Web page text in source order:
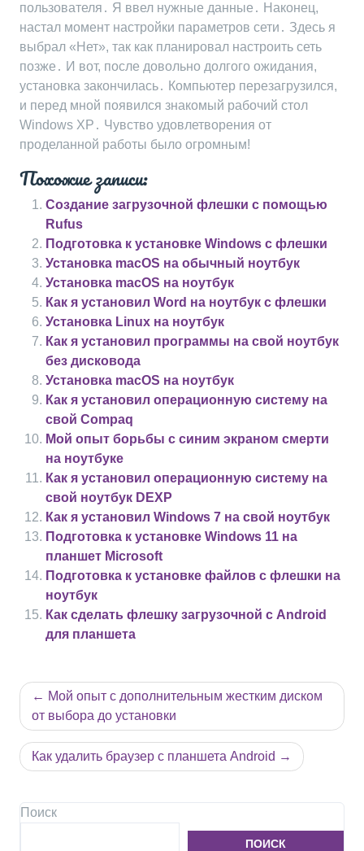
пользователя․ Я ввел нужные данные․ Наконец,
настал момент настройки параметров сети․ Здесь я
выбрал «Нет», так как планировал настроить сеть
позже․ И вот, после довольно долгого ожидания,
установка закончилась․ Компьютер перезагрузился,
и перед мной появился знакомый рабочий стол
Windows XP․ Чувство удовлетворения от
проделанной работы было огромным!
Похожие записи:
Создание загрузочной флешки с помощью
Rufus
Подготовка к установке Windows с флешки
Установка macOS на обычный ноутбук
Установка macOS на ноутбук
Как я установил Word на ноутбук с флешки
Установка Linux на ноутбук
Как я установил программы на свой ноутбук
без дисковода
Установка macOS на ноутбук
Как я установил операционную систему на
свой Compaq
Мой опыт борьбы с синим экраном смерти
на ноутбуке
Как я установил операционную систему на
свой ноутбук DEXP
Как я установил Windows 7 на свой ноутбук
Подготовка к установке Windows 11 на
планшет Microsoft
Подготовка к установке файлов с флешки на
ноутбук
Как сделать флешку загрузочной с Android
для планшета
Навигация
по
записям
Мой опыт с дополнительным жестким диском
от выбора до установки
Как удалить браузер с планшета Android
Поиск
ПОИСК